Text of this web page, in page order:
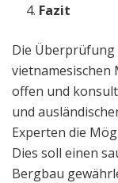
Fazit
Die
vietnamesischen
offen und
und
Experten die
Dies soll einen
Bergbau